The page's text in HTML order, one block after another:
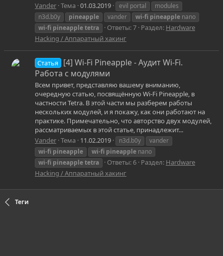
Vander Тема 01.03.2019 evil portal
modules
n3d.b0y
pineapple vander wi-fi pineapple nano
wi-fi pineappletetra Ответы: 7 Раздел: Hardware
Hacking / Аппаратный хакинг
Статья
[4] Wi-Fi Pineapple - Аудит Wi-Fi.
Работа с модулями
Всем привет, представляю вашему вниманию,
очередную статью, посвящённую Wi-Fi Pineapple, в
частности Tetra. В этой части мы разберем работы
нескольких модулей, и я покажу, как они работают на
практике. Примечательно, что авторство двух модулей,
рассматриваемых в этой статье, принадлежит...
Vander Тема 11.02.2019 n3d.b0y
vander
wi-fi pineapple wi-fi pineapple nano
wi-fi pineappletetra Ответы: 6 Раздел: Hardware
Hacking / Аппаратный хакинг
Теги